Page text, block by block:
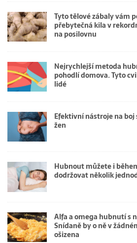
Tyto tělové zábaly vám
přebytečná kila v
na posilovnu
Nejrychlejší metoda
pohodlí domova. Tyto
lidé
Efektivní nástroje na
žen
Hubnout můžete i
dodržovat několik
Alfa a omega hubnutí s
Snídaně by o ně v
ošizena